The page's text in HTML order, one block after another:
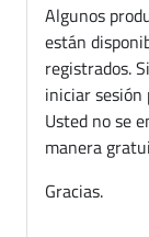
Algunos
están
registrados.
iniciar sesión
Usted no se
manera
Gracias.